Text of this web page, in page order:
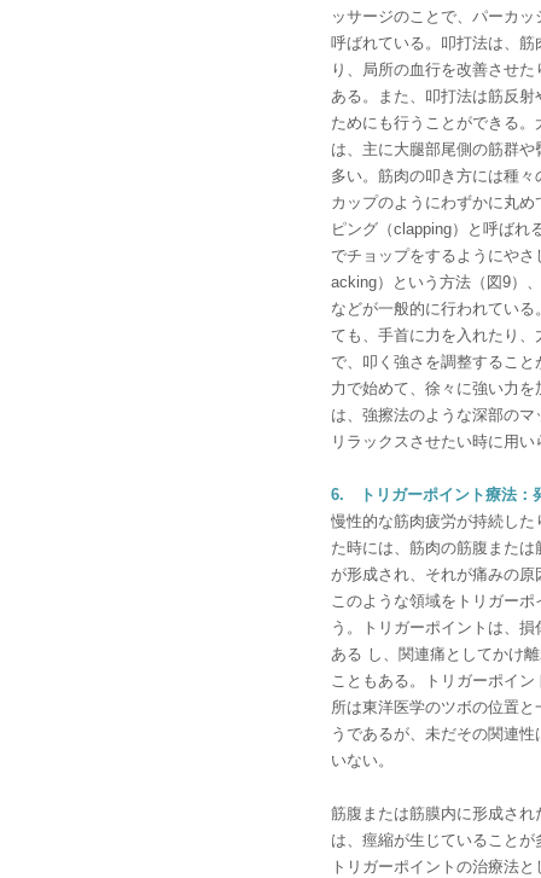
ッサージのことで、パーカ
呼ばれている。叩打法は、
り、局所の血行を改善させ
ある。また、叩打法は筋反
ためにも行うことができる
は、主に大腿部尾側の筋群
多い。筋肉の叩き方には種
カップのようにわずかに丸
ピング（clapping）と呼ばれ
でチョップをするようにや
acking）という方法（図9）
などが一般的に行われてい
ても、手首に力を入れたり
で、叩く強さを調整するこ
力で始めて、徐々に強い力
は、強擦法のような深部の
リラックスさせたい時に用い
6. トリガーポイント療法：
慢性的な筋肉疲労が持続し
た時には、筋肉の筋腹また
が形成され、それが痛みの
このような領域をトリガー
う。トリガーポイントは、
ある し、関連痛としてかけ
こともある。トリガーポイ
所は東洋医学のツボの位置
うであるが、未だその関連
いない。
筋腹または筋膜内に形成さ
は、痙縮が生じていること
トリガーポイントの治療法